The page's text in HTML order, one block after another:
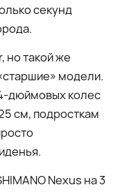
секунд
но такой же
модели.
дюймовых колес
см, подросткам
Nexus на 3